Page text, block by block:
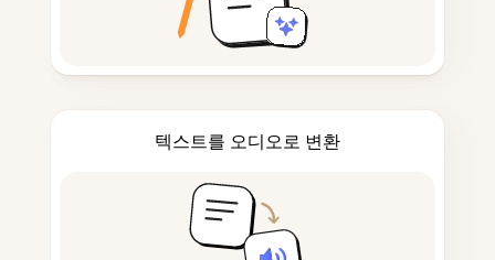
텍스트를 오디오로 변환